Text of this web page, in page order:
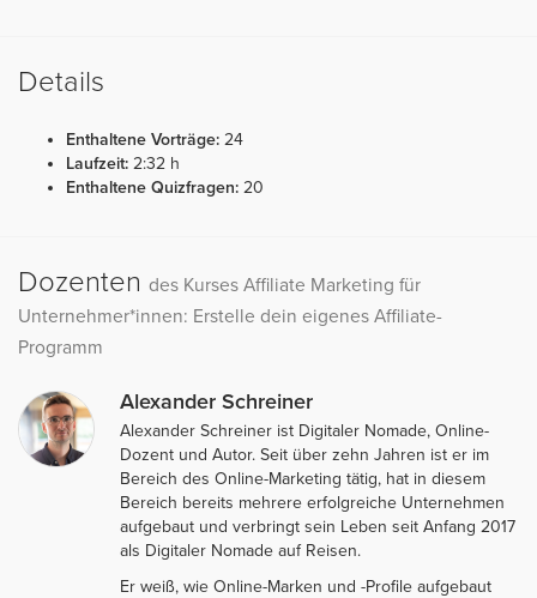
Details
Enthaltene Vorträge: 24
Laufzeit: 2:32 h
Enthaltene Quizfragen: 20
Dozenten des Kurses Affiliate Marketing für
Unternehmer*innen: Erstelle dein eigenes Affiliate-
Programm
Alexander Schreiner
Alexander Schreiner ist Digitaler Nomade, Online-
Dozent und Autor. Seit über zehn Jahren ist er im
Bereich des Online-Marketing tätig, hat in diesem
Bereich bereits mehrere erfolgreiche Unternehmen
aufgebaut und verbringt sein Leben seit Anfang 2017
als Digitaler Nomade auf Reisen.
Er weiß, wie Online-Marken und -Profile aufgebaut